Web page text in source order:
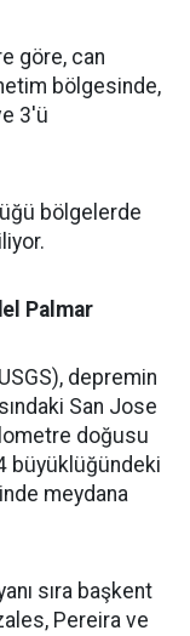
göre, can
bölgesinde,
3'ü
bölgelerde
Palmar
depremin
San Jose
doğusu
büyüklüğündeki
meydana
sıra başkent
Pereira ve